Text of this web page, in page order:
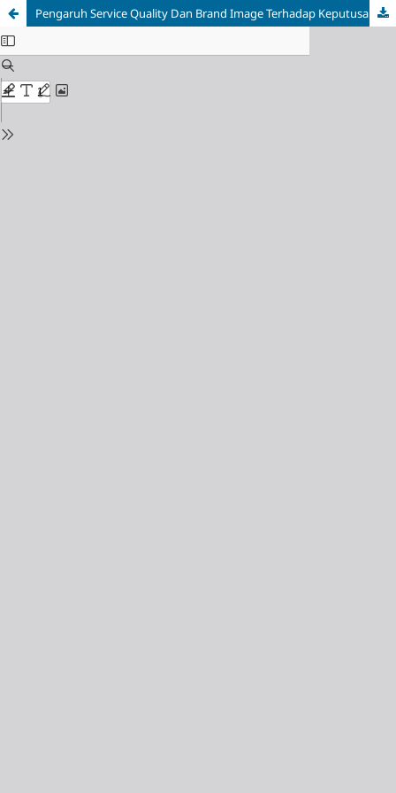
Pengaruh Service Quality Dan Brand Image Terhadap Keputusan Pasien Dalam Memilih Persalinan Di Rumah Sakit Ibu Dan Anak Zainab Pekanbaru Dengan Kepercayaan Sebagai Variabel Mediasi